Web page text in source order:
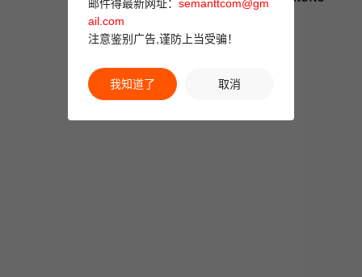
邮件得最新网址： semanttcom@gm
ail.com
注意鉴别广告,谨防上当受骗！
我知道了 取消